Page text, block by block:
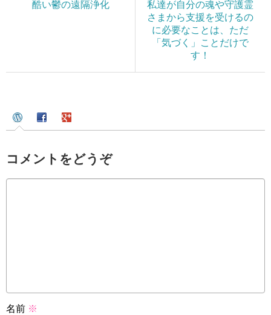
酷い鬱の遠隔浄化
私達が自分の魂や守護霊
さまから支援を受けるの
に必要なことは、ただ
「気づく」ことだけで
す！
コメントをどうぞ
名前 ※